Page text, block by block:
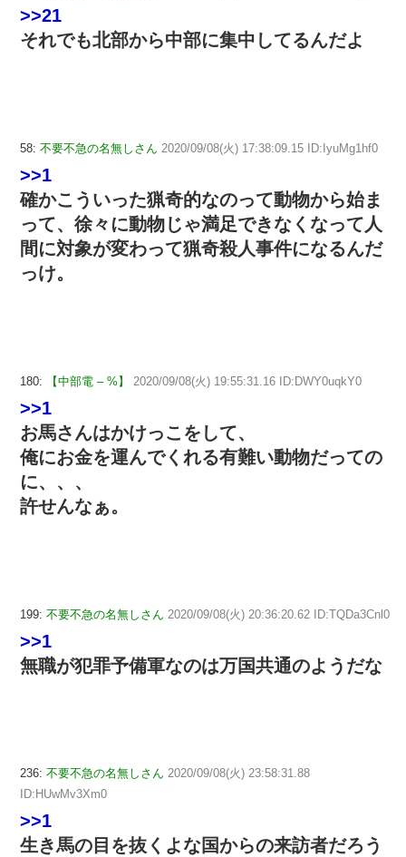
>>21
それでも北部から中部に集中してるんだよ
58: 不要不急の名無しさん 2020/09/08(火) 17:38:09.15 ID:IyuMg1hf0
>>1
確かこういった猟奇的なのって動物から始ま
って、徐々に動物じゃ満足できなくなって人
間に対象が変わって猟奇殺人事件になるんだ
っけ。
180: 【中部電 – %】 2020/09/08(火) 19:55:31.16 ID:DWY0uqkY0
>>1
お馬さんはかけっこをして、
俺にお金を運んでくれる有難い動物だっての
に、、、
許せんなぁ。
199: 不要不急の名無しさん 2020/09/08(火) 20:36:20.62 ID:TQDa3Cnl0
>>1
無職が犯罪予備軍なのは万国共通のようだな
236: 不要不急の名無しさん 2020/09/08(火) 23:58:31.88
ID:HUwMv3Xm0
>>1
生き馬の目を抜くよな国からの来訪者だろう